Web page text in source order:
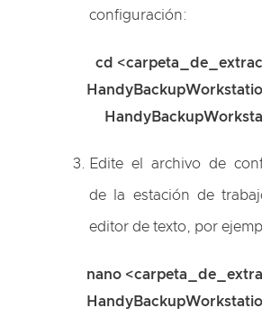
configuración:
cd
Edite el archivo de
de la estación de
editor de texto, por
nano